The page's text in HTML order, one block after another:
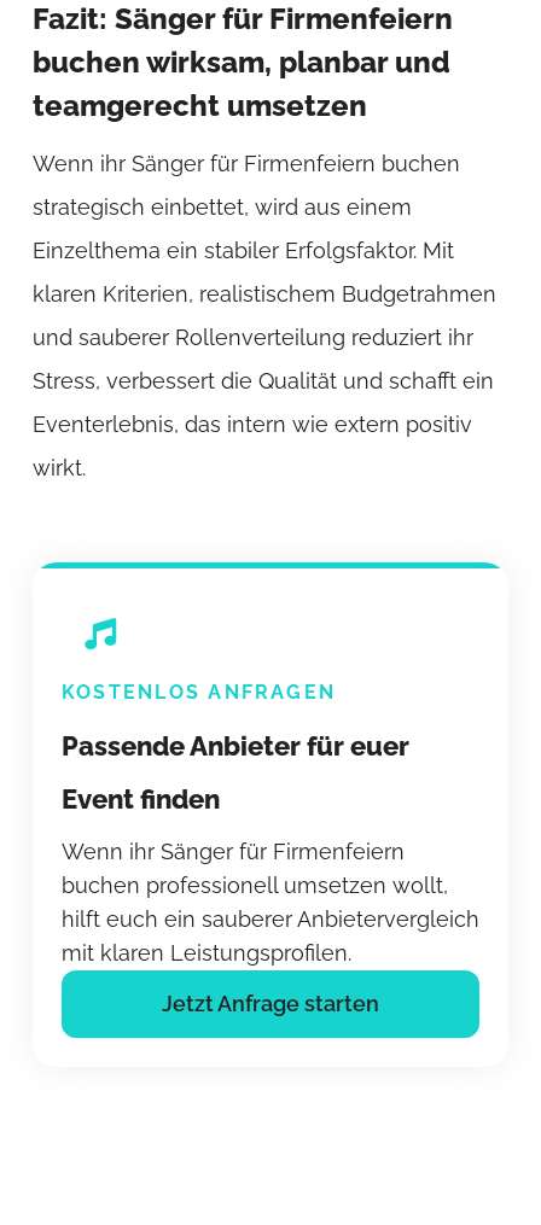
Fazit: Sänger für Firmenfeiern
buchen wirksam, planbar und
teamgerecht umsetzen
Wenn ihr Sänger für Firmenfeiern buchen
strategisch einbettet, wird aus einem
Einzelthema ein stabiler Erfolgsfaktor. Mit
klaren Kriterien, realistischem Budgetrahmen
und sauberer Rollenverteilung reduziert ihr
Stress, verbessert die Qualität und schafft ein
Eventerlebnis, das intern wie extern positiv
wirkt.
KOSTENLOS ANFRAGEN
Passende Anbieter für euer
Event finden
Wenn ihr Sänger für Firmenfeiern
buchen professionell umsetzen wollt,
hilft euch ein sauberer Anbietervergleich
mit klaren Leistungsprofilen.
Jetzt Anfrage starten